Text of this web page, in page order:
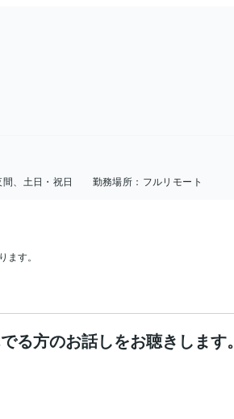
、土日・祝日 勤務場所： フルリモート
す。
る方のお話しをお聴きします。